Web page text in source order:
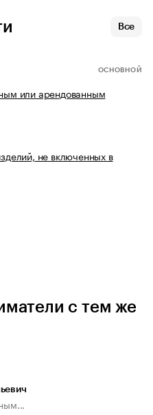
Все
ОСНОВНОЙ
или арендованным
не включенных в
с тем же